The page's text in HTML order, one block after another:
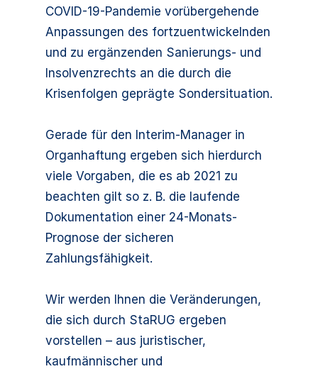
COVID-19-Pandemie vorübergehende
Anpassungen des fortzuentwickelnden
und zu ergänzenden Sanierungs- und
Insolvenzrechts an die durch die
Krisenfolgen geprägte Sondersituation.
Gerade für den Interim-Manager in
Organhaftung ergeben sich hierdurch
viele Vorgaben, die es ab 2021 zu
beachten gilt so z. B. die laufende
Dokumentation einer 24-Monats-
Prognose der sicheren
Zahlungsfähigkeit.
Wir werden Ihnen die Veränderungen,
die sich durch StaRUG ergeben
vorstellen – aus juristischer,
kaufmännischer und